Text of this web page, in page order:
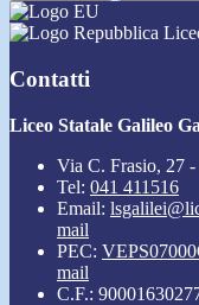
Contatti
Liceo Statale Galileo
Via C. Frasio, 27
Tel: 041 411516
Email:
mail
PEC:
mail
C.F.: